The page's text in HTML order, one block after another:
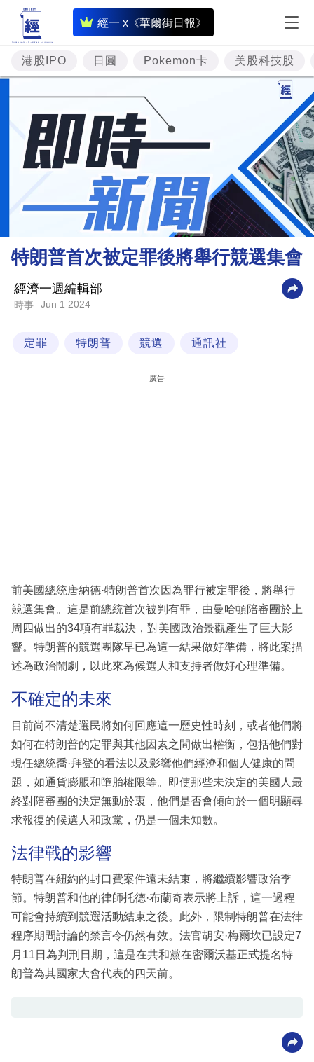
經一 x《華爾街日報》
即
時
財
經
專
題
投
資
樓
市
財
商
業
技
閱
專
區
港股IPO 日圓 Pokemon卡 美股科技股
特朗普首次被定罪後將舉行競選集會
經濟一週編輯部
時事 Jun 1 2024
定罪 特朗普 競選 通訊社
廣告
前美國總統唐納德·特朗普首次因為罪行被定罪後，將舉行
競選集會。這是前總統首次被判有罪，由曼哈頓陪審團於上
周四做出的34項有罪裁決，對美國政治景觀產生了巨大影
響。特朗普的競選團隊早已為這一結果做好準備，將此案描
述為政治鬧劇，以此來為候選人和支持者做好心理準備。
不確定的未來
目前尚不清楚選民將如何回應這一歷史性時刻，或者他們將
如何在特朗普的定罪與其他因素之間做出權衡，包括他們對
現任總統喬·拜登的看法以及影響他們經濟和個人健康的問
題，如通貨膨脹和墮胎權限等。即使那些未決定的美國人最
終對陪審團的決定無動於衷，他們是否會傾向於一個明顯尋
求報復的候選人和政黨，仍是一個未知數。
法律戰的影響
特朗普在紐約的封口費案件遠未結束，將繼續影響政治季
節。特朗普和他的律師托德·布蘭奇表示將上訴，這一過程
可能會持續到競選活動結束之後。此外，限制特朗普在法律
程序期間討論的禁言令仍然有效。法官胡安·梅爾坎已設定7
月11日為判刑日期，這是在共和黨在密爾沃基正式提名特
朗普為其國家大會代表的四天前。